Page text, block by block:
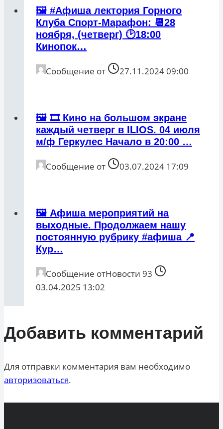
🖼 #Афиша лектория Горного
Клуба Спорт-Марафон: 📆28
ноября, (четверг) 🕑18:00
Кинопок…
Сообщение от 27.11.2024 09:00
🖼 🎞️ Кино на большом экране
каждый четверг в ILIOS. 04 июля
м/ф Геркулес Начало в 20:00 …
Сообщение от 03.07.2024 17:09
🖼 Афиша мероприятий на
выходные. Продолжаем нашу
постоянную рубрику #афиша 📍
Кур…
Сообщение отНовости 93
03.04.2025 13:02
Добавить комментарий
Для отправки комментария вам необходимо
авторизоваться.